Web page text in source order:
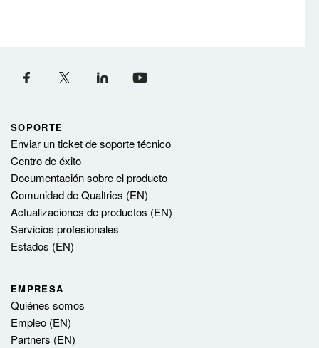
SOPORTE
Enviar un ticket de soporte técnico
Centro de éxito
Documentación sobre el producto
Comunidad de Qualtrics (EN)
Actualizaciones de productos (EN)
Servicios profesionales
Estados (EN)
EMPRESA
Quiénes somos
Empleo (EN)
Partners (EN)